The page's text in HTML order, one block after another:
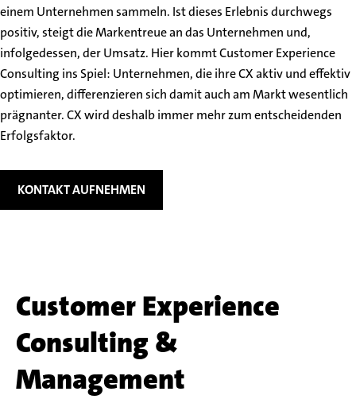
einem Unternehmen sammeln. Ist dieses Erlebnis durchwegs
positiv, steigt die Markentreue an das Unternehmen und,
infolgedessen, der Umsatz. Hier kommt Customer Experience
Consulting ins Spiel: Unternehmen, die ihre CX aktiv und effektiv
optimieren, differenzieren sich damit auch am Markt wesentlich
prägnanter. CX wird deshalb immer mehr zum entscheidenden
Erfolgsfaktor.
KONTAKT AUFNEHMEN
Customer Experience
Consulting &
Management